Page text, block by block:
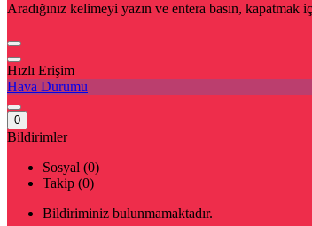
Aradığınız kelimeyi yazın ve entera basın, kapatmak
Hızlı Erişim
Hava Durumu
0
Bildirimler
Sosyal (0)
Takip (0)
Bildiriminiz bulunmamaktadır.